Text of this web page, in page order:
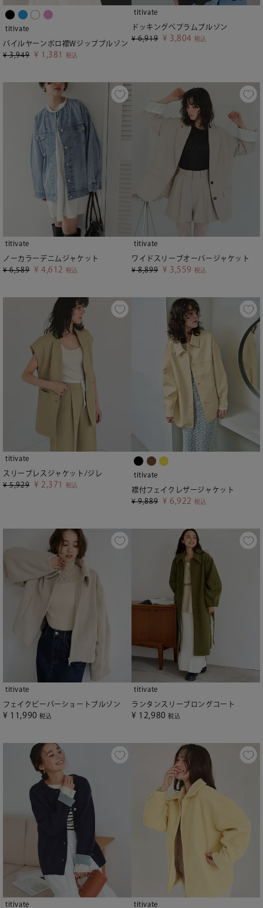
titivate
パイルヤーンポロ襟Wジップブルゾン
¥ 3,949 ¥ 1,381 税込
titivate
ドッキングペプラムブルゾン
¥ 6,919 ¥ 3,804 税込
titivate
ノーカラーデニムジャケット
¥ 6,589 ¥ 4,612 税込
titivate
ワイドスリーブオーバージャケット
¥ 8,899 ¥ 3,559 税込
titivate
スリーブレスジャケット/ジレ
¥ 5,929 ¥ 2,371 税込
titivate
襟付フェイクレザージャケット
¥ 9,889 ¥ 6,922 税込
titivate
フェイクビーバーショートブルゾン
¥ 11,990 税込
titivate
ランタンスリーブロングコート
¥ 12,980 税込
titivate titivate